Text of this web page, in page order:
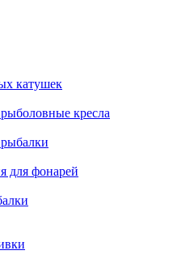
катушек
кресла
для фонарей